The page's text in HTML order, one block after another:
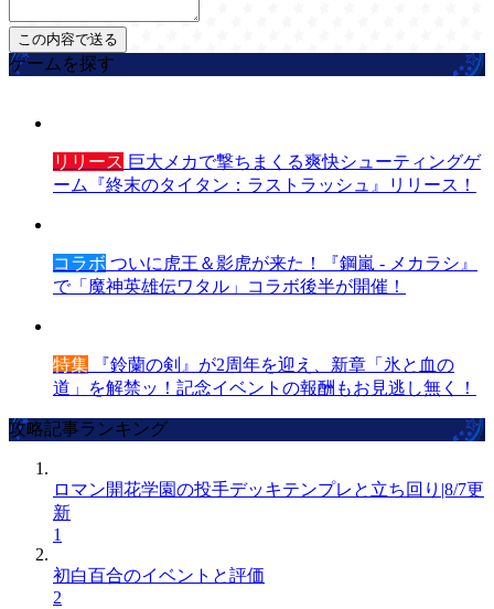
ゲームを探す
リリース 巨大メカで撃ちまくる爽快シューティングゲ
ーム『終末のタイタン：ラストラッシュ』リリース！
コラボ ついに虎王＆影虎が来た！『鋼嵐 - メカラシ』
で「魔神英雄伝ワタル」コラボ後半が開催！
特集 『鈴蘭の剣』が2周年を迎え、新章「氷と血の
道」を解禁ッ！記念イベントの報酬もお見逃し無く！
攻略記事ランキング
ロマン開花学園の投手デッキテンプレと立ち回り|8/7更
新
1
初白百合のイベントと評価
2